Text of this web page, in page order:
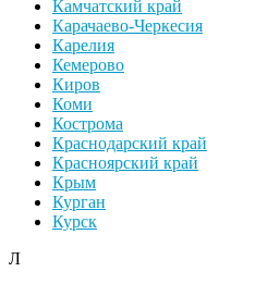
Камчатский край
Карачаево-Черкесия
Карелия
Кемерово
Киров
Коми
Кострома
Краснодарский край
Красноярский край
Крым
Курган
Курск
Л